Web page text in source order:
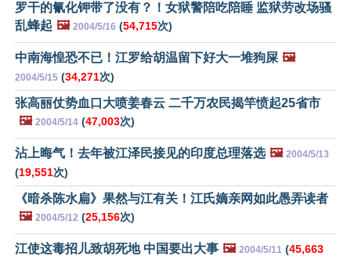
罗干的氰化钾带了没有？！女狱警陪吃陪睡 监狱劳改场骚
乱蜂起 🖼️ 2004/5/16 (54,715次)
中南海惶恐不已！江罗给胡温留下好大一堆狗屎 🖼️
2004/5/15 (34,271次)
张高丽仗势血口大喷姜春云 二千万农民揭竿愤起25省市
🖼️ 2004/5/14 (47,003次)
沾上晦气！去年被江泽民接见的印度总理落选 🖼️ 2004/5/13
(19,551次)
《暗杀陈水扁》果然与江有关！江氏嫡亲网如此愚弄读者
🖼️ 2004/5/12 (25,156次)
江使这毒招儿致胡死地 中国要出大事 🖼️ 2004/5/11 (45,663